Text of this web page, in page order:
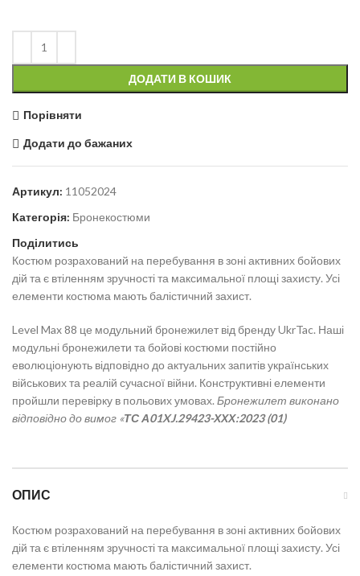
Костюм розрахований на перебування в зоні активних бойових
дій та є втіленням зручності та максимальної площі захисту. Усі
елементи костюма мають балістичний захист.
Level Max 88 це модульний бронежилет від бренду UkrTac. Наші
модульні бронежилети та бойові костюми постійно
еволюціонують відповідно до актуальних запитів українських
військових та реалій сучасної війни. Конструктивні елементи
пройшли перевірку в польових умовах. Бронежилет виконано
відповідно до вимог «ТС А01XJ.29423-ХХХ:2023 (01)
ДОДАТИ В КОШИК
Порівняти
Додати до бажаних
Артикул: 11052024
Категорія: Бронекостюми
Поділитись
ОПИС
Костюм розрахований на перебування в зоні активних бойових
дій та є втіленням зручності та максимальної площі захисту. Усі
елементи костюма мають балістичний захист.